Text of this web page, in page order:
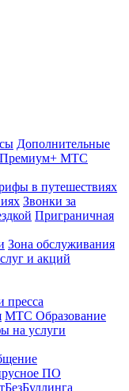
Дополнительные
МТС
в путешествиях
Звонки за
Приграничная
Зона обслуживания
и акций
пресса
МТС Образование
на услуги
ПО